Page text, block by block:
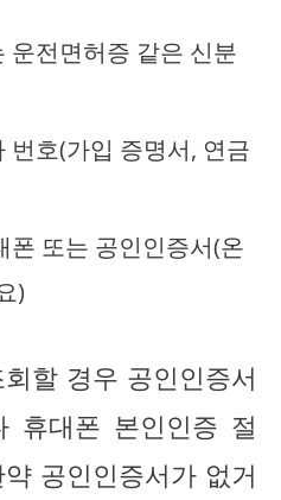
운전면허증 같은 신분
번호(가입 증명서, 연금
폰 또는 공인인증서(온
)
할 경우 공인인증서
휴대폰 본인인증 절
공인인증서가 없거